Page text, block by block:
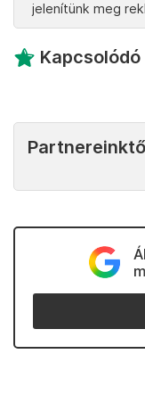
jelenítünk meg
Kapcsolódó